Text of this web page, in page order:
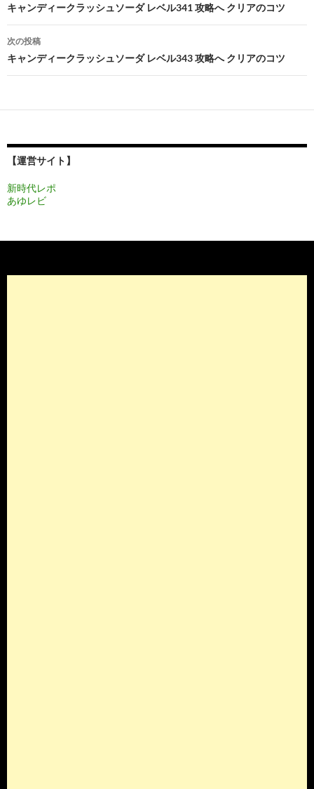
稿
ナ
ビ
ゲ
ー
ョ
ン
キャンディークラッシュソーダ レベル341 攻略へ クリアのコツ
次の投稿
キャンディークラッシュソーダ レベル343 攻略へ クリアのコツ
【運営サイト】
新時代レポ
あゆレビ